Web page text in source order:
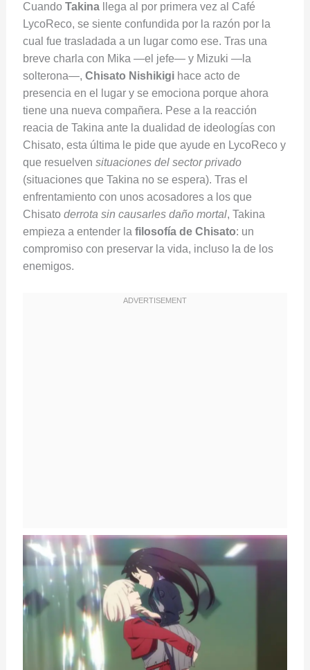
Cuando Takinallega al por primera vez al Café
LycoReco, se siente confundida por la razón por la
cual fue trasladada a un lugar como ese. Tras una
breve charla con Mika —el jefe— y Mizuki —la
solterona—, Chisato Nishikigihace acto de
presencia en el lugar y se emociona porque ahora
tiene una nueva compañera. Pese a la reacción
reacia de Takina ante la dualidad de ideologías con
Chisato, esta última le pide que ayude en LycoReco y
que resuelven situaciones del sector privado
(situaciones que Takina no se espera). Tras el
enfrentamiento con unos acosadores a los que
Chisato derrota sin causarles daño mortal, Takina
empieza a entender la filosofía de Chisato: un
compromiso con preservar la vida, incluso la de los
enemigos.